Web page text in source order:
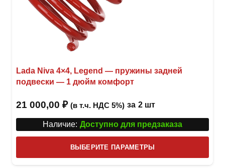
Lada Niva 4×4, Legend — пружины задней
подвески — 1 дюйм комфорт
21 000,00 ₽ (в т.ч. НДС 5%) за 2 шт
Наличие: Доступно для предзаказа
ВЫБЕРИТЕ ПАРАМЕТРЫ
товар